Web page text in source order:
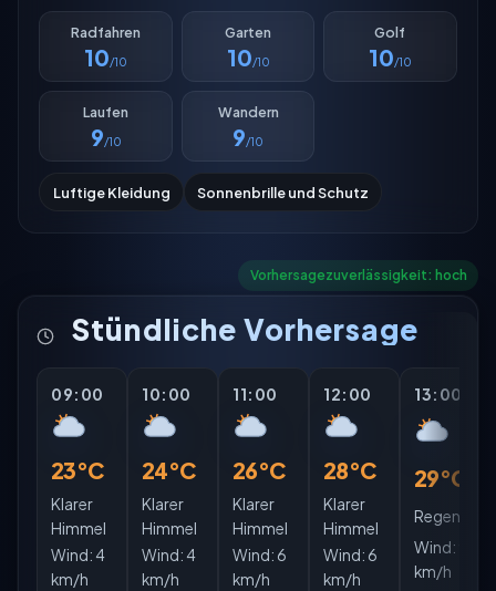
Radfahren
10/10
Garten
10/10
Golf
10/10
Laufen
9/10
Wandern
9/10
Luftige Kleidung Sonnenbrille und Schutz
Vorhersagezuverlässigkeit: hoch
Stündliche Vorhersage
09:00
23°C
Klarer
Himmel
Wind: 4
km/h
10:00
24°C
Klarer
Himmel
Wind: 4
km/h
11:00
26°C
Klarer
Himmel
Wind: 6
km/h
12:00
28°C
Klarer
Himmel
Wind: 6
km/h
13:00
29°C
Regen
Wind:
km/h